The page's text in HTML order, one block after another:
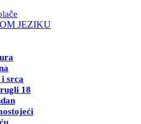
JEZIKU
srca
18